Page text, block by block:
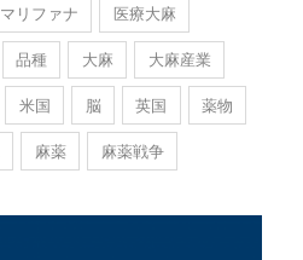
マリファナ
医療大麻
品種 大麻
大麻産業
米国 脳 英国
薬物
麻薬 麻薬戦争